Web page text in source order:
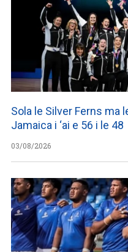
Sola le Silver Ferns ma
Jamaica i ‘ai e 56 i le 48
03/08/2026